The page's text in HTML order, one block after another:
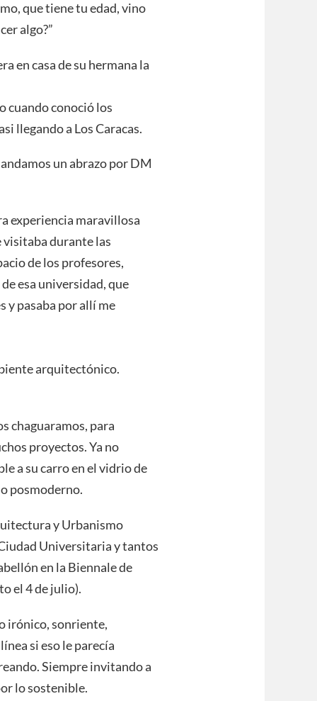
que tiene tu edad, vino
algo?”
en casa de su hermana la
cuando conoció los
llegando a Los Caracas.
un abrazo por DM
experiencia maravillosa
visitaba durante las
de los profesores,
esa universidad, que
y pasaba por allí me
arquitectónico.
chaguaramos, para
proyectos. Ya no
a su carro en el vidrio de
posmoderno.
y Urbanismo
Universitaria y tantos
en la Biennale de
el 4 de julio).
irónico, sonriente,
si eso le parecía
Siempre invitando a
lo sostenible.